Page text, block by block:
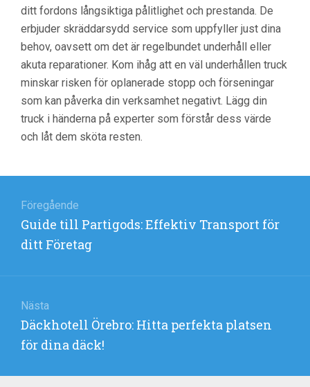
ditt fordons långsiktiga pålitlighet och prestanda. De
erbjuder skräddarsydd service som uppfyller just dina
behov, oavsett om det är regelbundet underhåll eller
akuta reparationer. Kom ihåg att en väl underhållen truck
minskar risken för oplanerade stopp och förseningar
som kan påverka din verksamhet negativt. Lägg din
truck i händerna på experter som förstår dess värde
och låt dem sköta resten.
Föregående
:Guide till Partigods: Effektiv Transport för
ditt Företag
Nästa
:Däckhotell Örebro: Hitta perfekta platsen
för dina däck!